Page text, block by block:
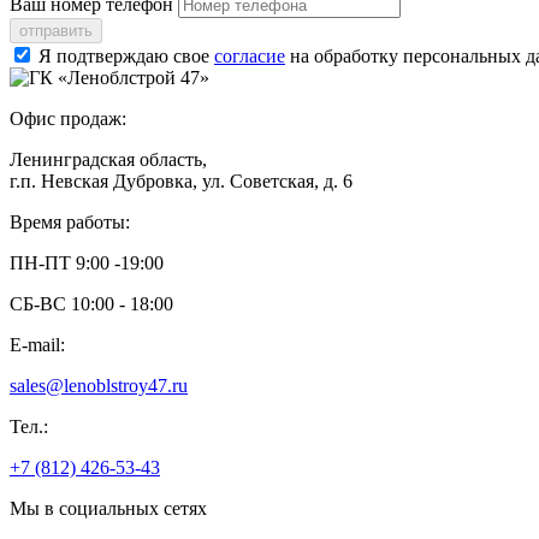
Ваш номер телефон
отправить
Я подтверждаю свое согласие на обработку персональных
Офис продаж:
Ленинградская область,
г.п. Невская Дубровка, ул. Советская, д. 6
Время работы:
ПН-ПТ 9:00 -19:00
СБ-ВС 10:00 - 18:00
E-mail:
sales@lenoblstroy47.ru
Тел.:
+7 (812) 426-53-43
Мы в социальных сетях